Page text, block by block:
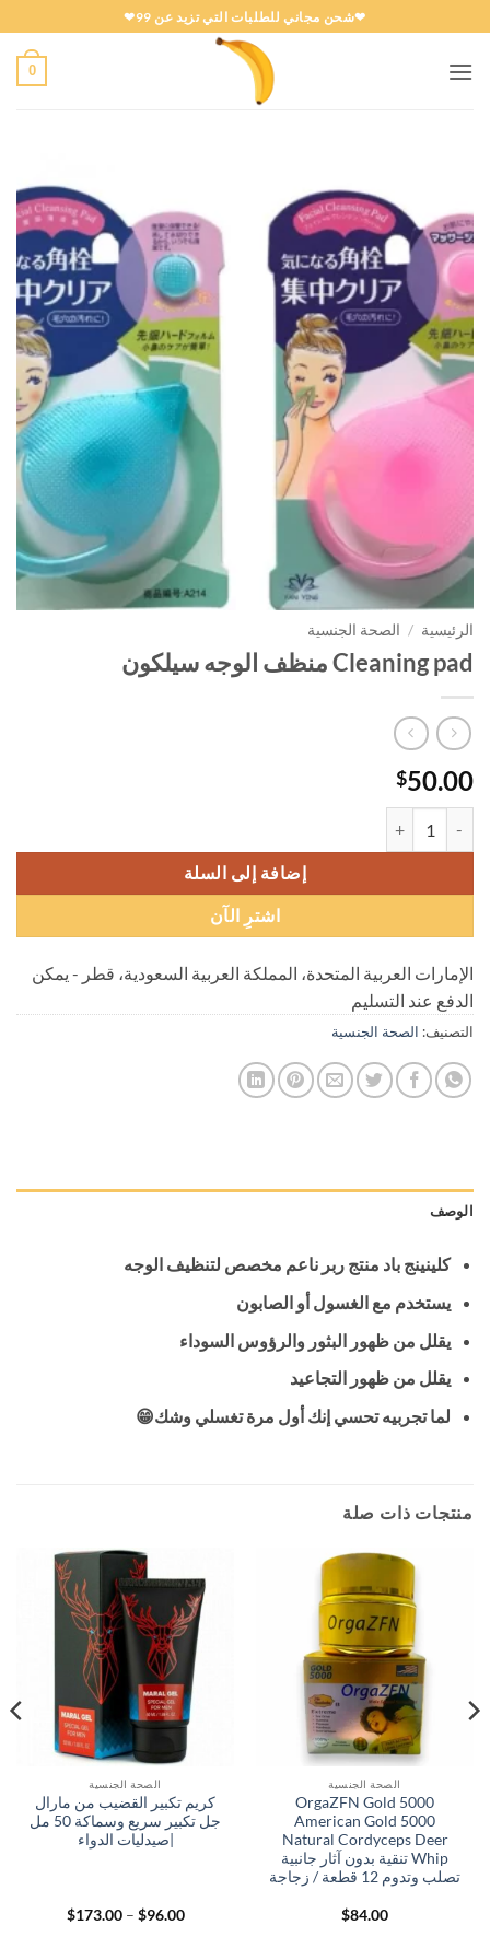
للمحتوى
❤شحن مجاني للطلبات التي تزيد عن 99❤
0
الرئيسية / الصحة الجنسية
Cleaning pad منظف الوجه سيلكون
$50.00
إضافة إلى السلة
اشترِ الآن
الإمارات العربية المتحدة، المملكة العربية السعودية، قطر - يمكن
الدفع عند التسليم
التصنيف: الصحة الجنسية
الوصف
كلينينج باد منتج ربر ناعم مخصص لتنظيف الوجه
يستخدم مع الغسول أو الصابون
يقلل من ظهور البثور والرؤوس السوداء
يقلل من ظهور التجاعيد
لما تجربيه تحسي إنك أول مرة تغسلي وشك😁
منتجات ذات صلة
الصحة الجنسية
OrgaZFN Gold 5000
American Gold 5000
Natural Cordyceps Deer
Whip تنقية بدون آثار جانبية
تصلب وتدوم 12 قطعة / زجاجة
$84.00
الصحة الجنسية
كريم تكبير القضيب من مارال
جل تكبير سريع وسماكة 50 مل
|صيدليات الدواء
$96.00
–
$173.00 نطاق